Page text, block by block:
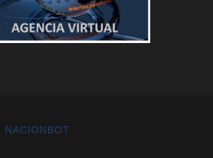
NACIONBOT